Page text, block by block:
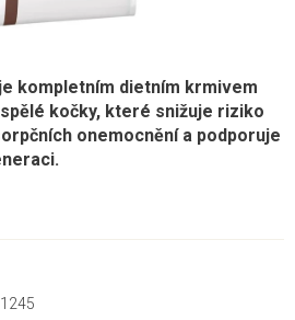
je kompletním dietním krmivem
kočky, které snižuje riziko
onemocnění a podporuje